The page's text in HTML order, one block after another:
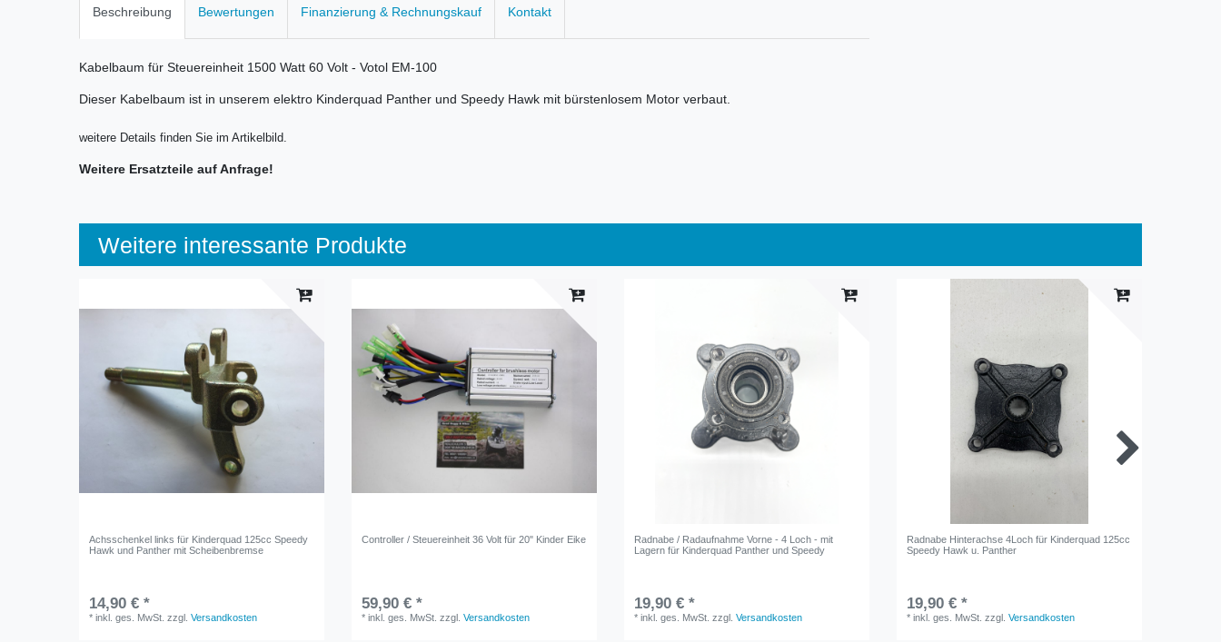
Beschreibung Bewertungen Finanzierung & Rechnungskauf Kontakt
Kabelbaum für Steuereinheit 1500 Watt 60 Volt - Votol EM-100
Dieser Kabelbaum ist in unserem elektro Kinderquad Panther und Speedy Hawk mit bürstenlosem Motor verbaut.
weitere Details finden Sie im Artikelbild.
Weitere Ersatzteile auf Anfrage!
Weitere interessante Produkte
Achsschenkel links für Kinderquad 125cc Speedy
Hawk und Panther mit Scheibenbremse
14,90 € *
*inkl. ges. MwSt. zzgl.Versandkosten
Controller / Steuereinheit 36 Volt für 20" Kinder Eike
59,90 € *
*inkl. ges. MwSt. zzgl.Versandkosten
Radnabe / Radaufnahme Vorne - 4 Loch - mit
Lagern für Kinderquad Panther und Speedy
19,90 € *
*inkl. ges. MwSt. zzgl.Versandkosten
Radnabe Hinterachse 4Loch für Kinderquad 125cc
Speedy Hawk u. Panther
19,90 € *
*inkl. ges. MwSt. zzgl.Versandkosten